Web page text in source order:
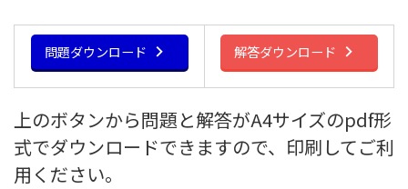
問題ダウンロード 解答ダウンロード
上のボタンから問題と解答がA4サイズのpdf形
式でダウンロードできますので、印刷してご利
用ください。